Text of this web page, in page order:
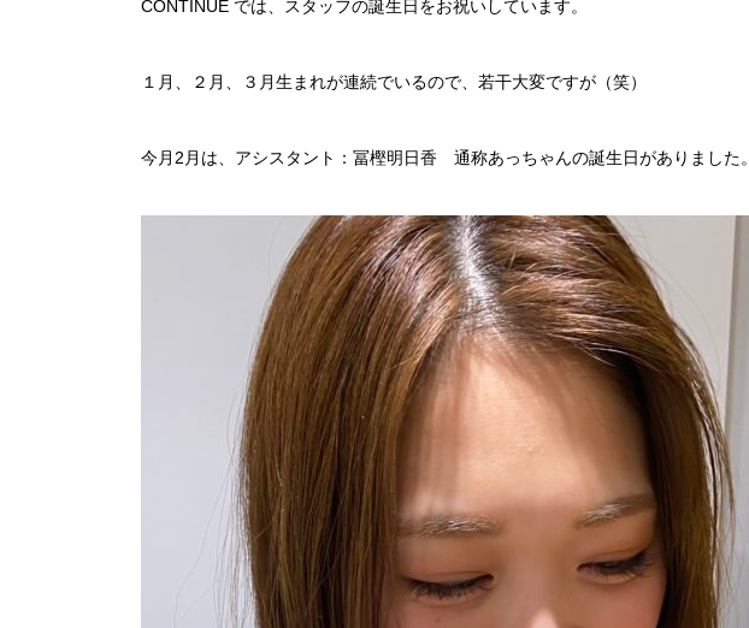
CONTINUE では、スタッフの誕生日をお祝いしています。
１月、２月、３月生まれが連続でいるので、若干大変ですが（笑）
今月2月は、アシスタント：冨樫明日香 通称あっちゃんの誕生日がありました。